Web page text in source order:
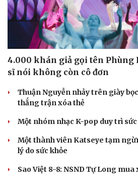
4.000 khán giả gọi tên Phùng
sĩ nói không còn cô đơn
Thuận Nguyễn nhảy trên giày
thắng trận xóa thẻ
Một nhóm nhạc K-pop duy trì
Một thành viên Katseye tạm
lý do sức khỏe
Sao Việt 8-8: NSND Tự Long